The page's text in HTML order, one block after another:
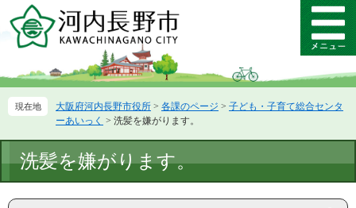
ー
先
ニ
を
て
メ
ニ
ー
大阪府河内長野市役所 > 各課のページ > 子ども・子育て総合センタ
ーあいっく > 洗髪を嫌がります。
文
洗髪を嫌がります。